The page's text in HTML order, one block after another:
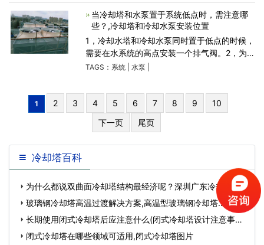
利用的能源装置。但大
当冷却塔和水泵置于系统低点时，需注意哪
些？,冷却塔和冷却水泵安装位置
1，冷却水塔和冷却水泵同时置于低点的时候，
需要在水系统的高点安装一个排气阀。2，为了
防止冷却系统中的水回流，应在水泵的出水口
TAGS： 系统| 水泵
1 2 3 4 5 6 7 8 9
10
下一页
尾页
冷却塔百科
为什么都说双曲面冷却塔结构最经济呢？深圳广东冷却塔厂
家在线为你解答(…
玻璃钢冷却塔高温过渡解决方案,高温型玻璃钢冷却塔…
长期使用闭式冷却塔后应注意什么(闭式冷却塔设计注意事项)
… 闭式冷却塔在哪些领域可适用,闭式冷却塔图片